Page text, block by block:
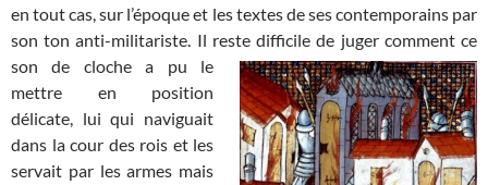
en tout cas, sur l’époque et les textes de ses contemporains par
son ton anti-militariste. Il reste difficile de juger comment ce
son de clochea pu le
mettre en position
délicate, lui qui naviguait
dans la cour des rois et les
servait par les armes mais